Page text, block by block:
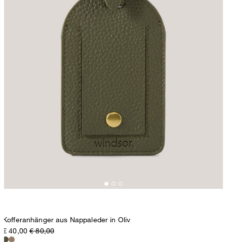
Kofferanhänger aus Nappaleder in Oliv
€ 40,00 € 80,00